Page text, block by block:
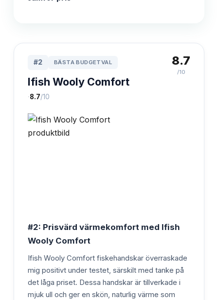
#2 BÄSTA BUDGETVAL
Ifish Wooly Comfort
·8.7/10
8.7
/10
#2: Prisvärd värmekomfort med Ifish
Wooly Comfort
Ifish Wooly Comfort fiskehandskar överraskade
mig positivt under testet, särskilt med tanke på
det låga priset. Dessa handskar är tillverkade i
mjuk ull och ger en skön, naturlig värme som